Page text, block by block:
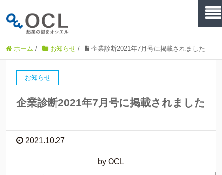
ホーム / お知らせ / 企業診断2021年7月号に掲載されました
お知らせ
企業診断2021年7月号に掲載されました
2021.10.27
by OCL